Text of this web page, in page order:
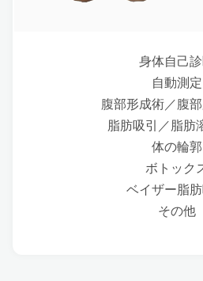
身体自己
自動測定
腹部形成術／腹
脂肪吸引／脂肪
体の輪郭
ボトック
ベイザー脂
その他